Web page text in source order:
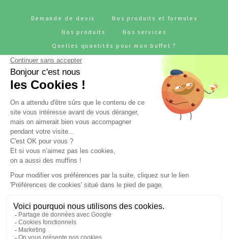
Demande de devis
Nos produits et formules
Nos produits
Nos services
Quelles quantités pour mon buffet ?
Pourquoi choisir JUJU'S Traiteur ?
Notre métier - traiteur pour entreprise
BLOG - L'actu JUJU'S Traiteur
Rejoignez-nous
RESTONS CONNECTÉS !
Suivez l'actualité de JUJU'S Traiteur